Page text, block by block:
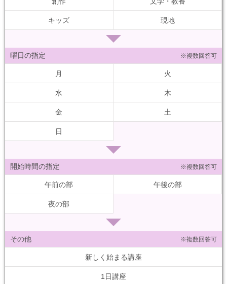
キッズ 現地
曜日の指定 ※複数回答可
月 火
水 木
金 土
日
開始時間の指定 ※複数回答可
午前の部 午後の部
夜の部
その他 ※複数回答可
新しく始まる講座
1日講座